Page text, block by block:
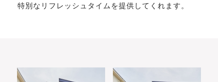
特別なリフレッシュタイムを提供してくれます。